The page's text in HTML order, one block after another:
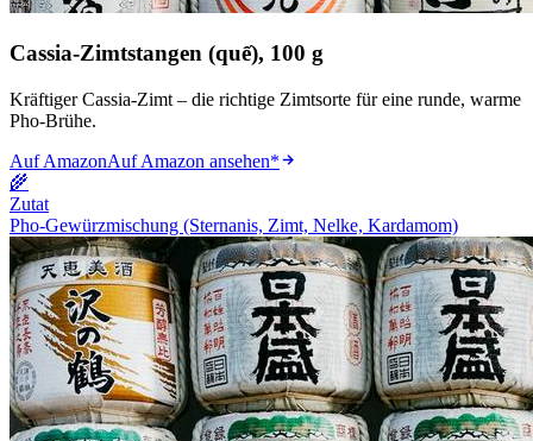
Cassia-Zimtstangen (quế), 100 g
Kräftiger Cassia-Zimt – die richtige Zimtsorte für eine runde, warme
Pho-Brühe.
Auf AmazonAuf Amazon ansehen*
🌾
Zutat
Pho-Gewürzmischung (Sternanis, Zimt, Nelke, Kardamom)